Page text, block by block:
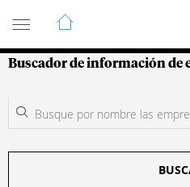
Guía de Empresas
Buscador de información de